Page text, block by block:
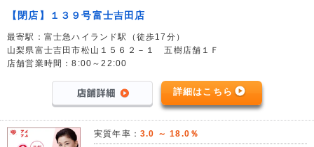
【閉店】１３９号富士吉田店
最寄駅：富士急ハイランド駅（徒歩17分）
山梨県富士吉田市松山１５６２－１ 五樹店舗１Ｆ
店舗営業時間：8:00～22:00
詳細はこちら
実質年率： 3.0 ～ 18.0％